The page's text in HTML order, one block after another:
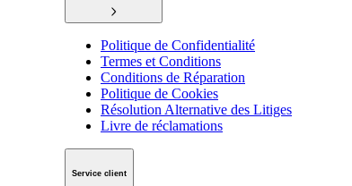
Politique de Confidentialité
Termes et Conditions
Conditions de Réparation
Politique de Cookies
Résolution Alternative des Litiges
Livre de réclamations
Service client